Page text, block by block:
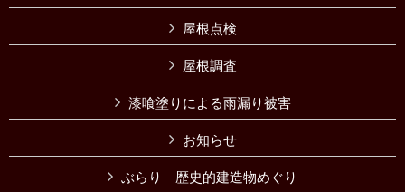
屋根点検
屋根調査
漆喰塗りによる雨漏り被害
お知らせ
ぶらり 歴史的建造物めぐり